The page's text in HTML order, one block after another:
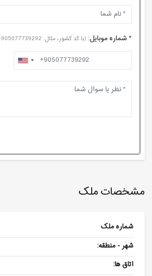
مشخصات ملک
شماره ملک
شهر - منطقه:
اتاق ها:
* شماره موبایل: (با کد کشور، مثال: 905077739292+)